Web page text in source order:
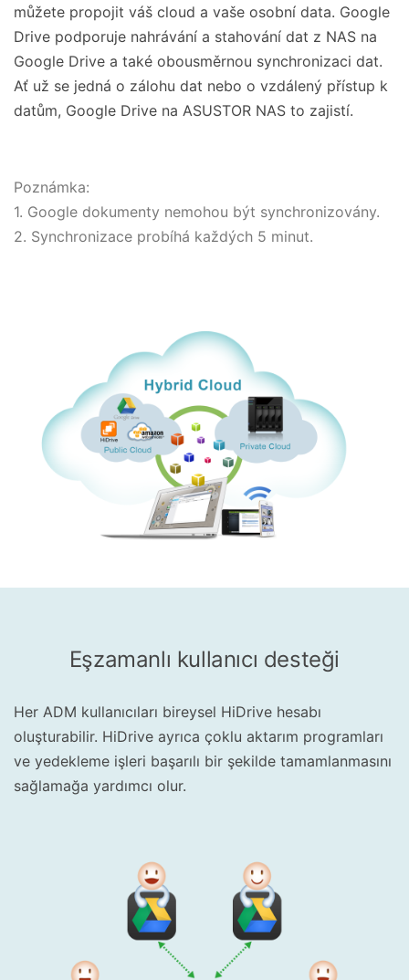
můžete propojit váš cloud a vaše osobní data. Google
Drive podporuje nahrávání a stahování dat z NAS na
Google Drive a také obousměrnou synchronizaci dat.
Ať už se jedná o zálohu dat nebo o vzdálený přístup k
datům, Google Drive na ASUSTOR NAS to zajistí.
Poznámka:
1. Google dokumenty nemohou být synchronizovány.
2. Synchronizace probíhá každých 5 minut.
Eşzamanlı kullanıcı desteği
Her ADM kullanıcıları bireysel HiDrive hesabı
oluşturabilir. HiDrive ayrıca çoklu aktarım programları
ve yedekleme işleri başarılı bir şekilde tamamlanmasını
sağlamağa yardımcı olur.